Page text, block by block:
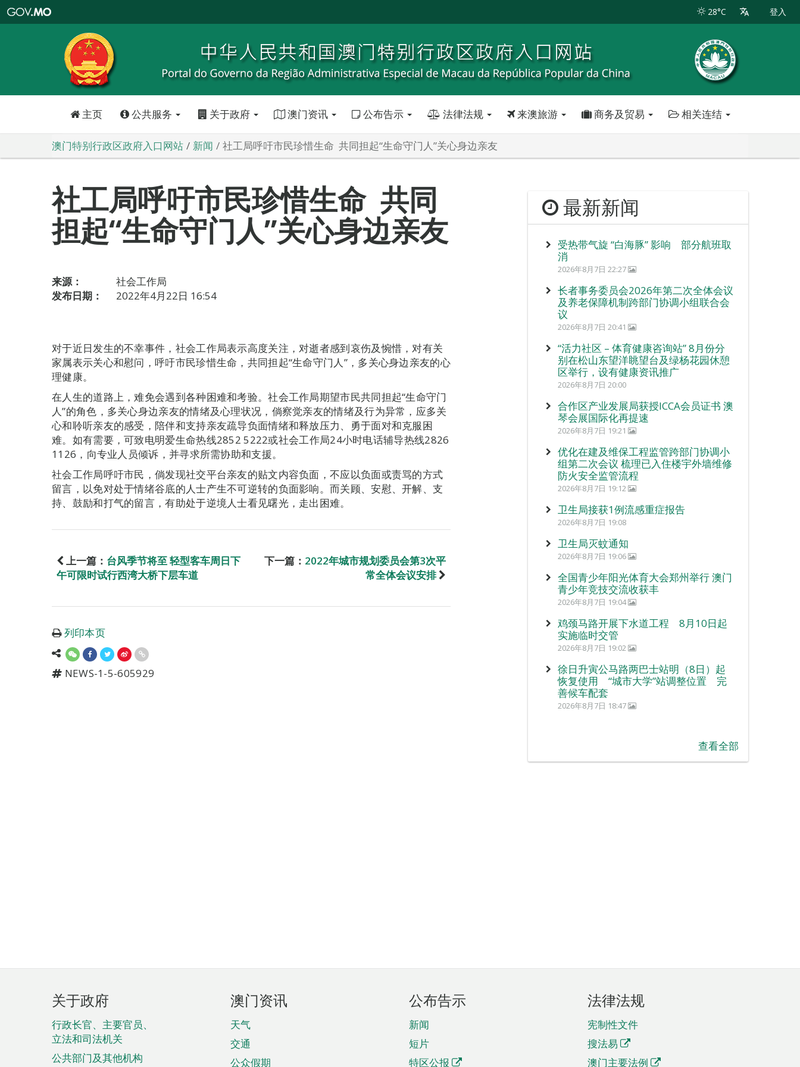
特
政
区
政
口
28°C 登入
主页 公共服务 关于政府 澳门资讯 公布告示 法律法规 来澳旅游 商务及贸易 相关连结
澳门特别行政区政府入口网站 新闻 社工局呼吁市民珍惜生命 共同担起“生命守门人”关心身边亲友
社工局呼吁市民珍惜生命 共同
担起“生命守门人”关心身边亲友
来源：
社会工作局
发布日期：
2022年4月22日 16:54
对于近日发生的不幸事件，社会工作局表示高度关注，对逝者感到哀伤及惋惜，对有关
家属表示关心和慰问，呼吁市民珍惜生命，共同担起“生命守门人”，多关心身边亲友的心
理健康。
在人生的道路上，难免会遇到各种困难和考验。社会工作局期望市民共同担起“生命守门
人”的角色，多关心身边亲友的情绪及心理状况，倘察觉亲友的情绪及行为异常，应多关
心和聆听亲友的感受，陪伴和支持亲友疏导负面情绪和释放压力、勇于面对和克服困
难。如有需要，可致电明爱生命热线2852 5222或社会工作局24小时电话辅导热线2826
1126，向专业人员倾诉，并寻求所需协助和支援。
社会工作局呼吁市民，倘发现社交平台亲友的贴文内容负面，不应以负面或责骂的方式
留言，以免对处于情绪谷底的人士产生不可逆转的负面影响。而关顾、安慰、开解、支
持、鼓励和打气的留言，有助处于逆境人士看见曙光，走出困难。
上一篇： 台风季节将至 轻型客车周日下
午可限时试行西湾大桥下层车道
下一篇： 2022年城市规划委员会第3次平
常全体会议安排
列印本页
NEWS-1-5-605929
最新新闻
受热带气旋 “白海豚” 影响 部分航班取
消
2026年8月7日 22:27
长者事务委员会2026年第二次全体会议
及养老保障机制跨部门协调小组联合会
议
2026年8月7日 20:41
“活力社区 – 体育健康咨询站” 8月份分
别在松山东望洋眺望台及绿杨花园休憩
区举行，设有健康资讯推广
2026年8月7日 20:00
合作区产业发展局获授ICCA会员证书 澳
琴会展国际化再提速
2026年8月7日 19:21
优化在建及维保工程监管跨部门协调小
组第二次会议 梳理已入住楼宇外墙维修
防火安全监管流程
2026年8月7日 19:12
卫生局接获1例流感重症报告
2026年8月7日 19:08
卫生局灭蚊通知
2026年8月7日 19:06
全国青少年阳光体育大会郑州举行 澳门
青少年竞技交流收获丰
2026年8月7日 19:04
鸡颈马路开展下水道工程 8月10日起
实施临时交管
2026年8月7日 19:02
徐日升寅公马路两巴士站明（8日）起
恢复使用 “城市大学”站调整位置 完
善候车配套
2026年8月7日 18:47
查看全部
页
脚
菜
单
关于政府
行政长官、主要官员、
立法和司法机关
公共部门及其他机构
澳门资讯
天气
交通
公众假期
公布告示
新闻
短片
特区公报
法律法规
宪制性文件
搜法易
澳门主要法例